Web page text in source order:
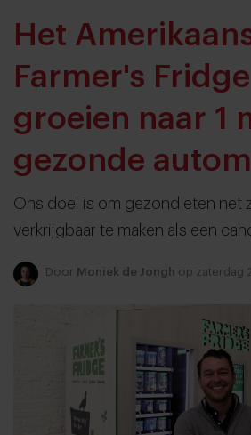
Het
Farmer's Fridge
groeien naar 1
gezonde
Ons doel is om gezond eten net
verkrijgbaar te maken als een
Door Moniek de Jongh op zaterdag